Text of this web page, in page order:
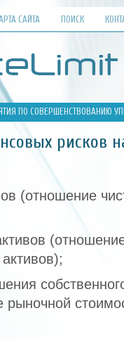
САЙТА ПОИСК
ПО СОВЕРШЕНСТВОВАНИЮ
рисков
(отношение